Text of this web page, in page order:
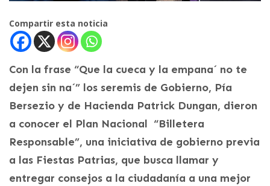
Compartir esta noticia
Con la frase “Que la cueca y la empana´ no te
dejen sin na´” los seremis de Gobierno, Pía
Bersezio y de Hacienda Patrick Dungan, dieron
a conocer el Plan Nacional “Billetera
Responsable”, una iniciativa de gobierno previa
a las Fiestas Patrias, que busca llamar y
entregar consejos a la ciudadanía a una mejor